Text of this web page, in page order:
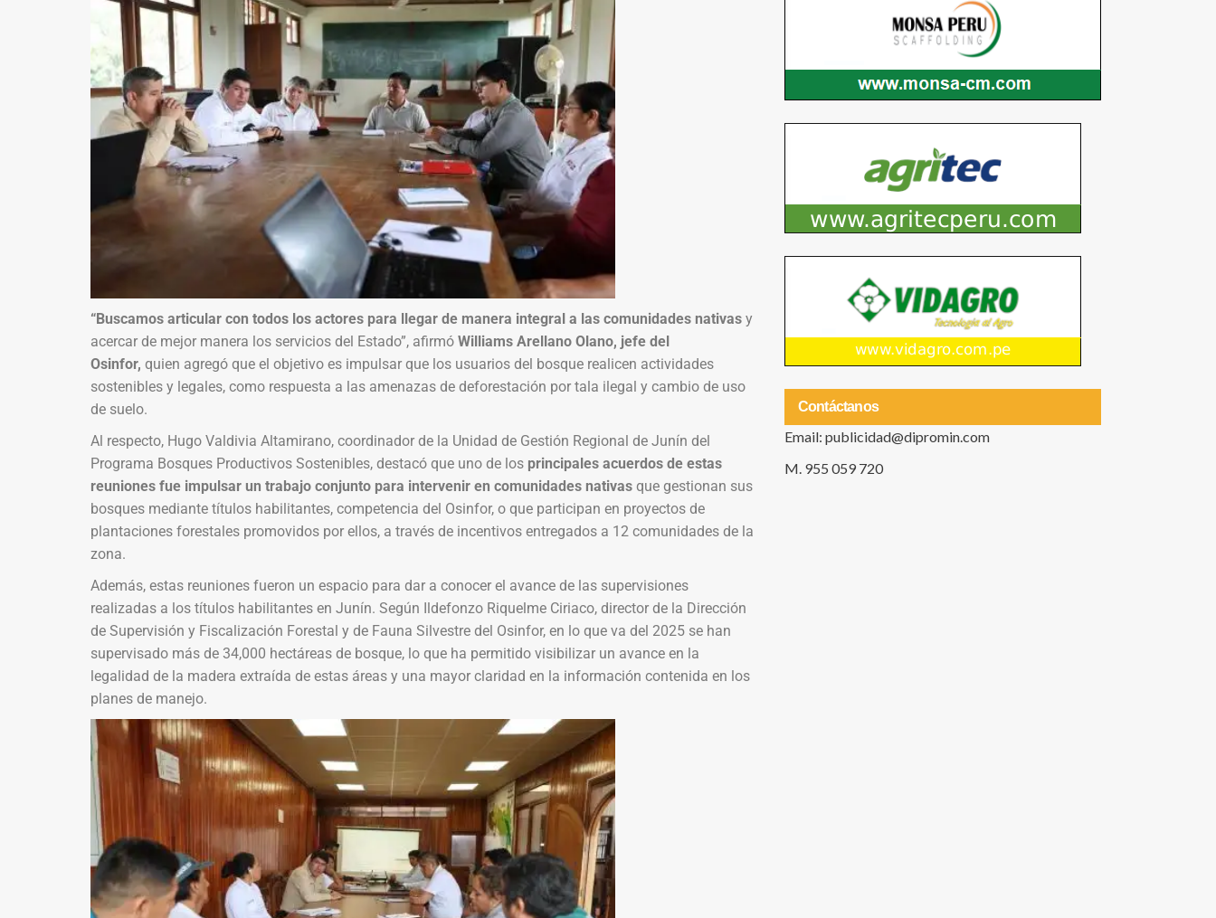
“Buscamos articular con todos los actores para llegar de manera integral a las comunidades nativasy
acercar de mejor manera los servicios del Estado”, afirmó Williams Arellano Olano, jefe del
Osinfor, quien agregó que el objetivo es impulsar que los usuarios del bosque realicen actividades
sostenibles y legales, como respuesta a las amenazas de deforestación por tala ilegal y cambio de uso
de suelo.
Al respecto, Hugo Valdivia Altamirano, coordinador de la Unidad de Gestión Regional de Junín del
Programa Bosques Productivos Sostenibles, destacó que uno de los principales acuerdos de estas
reuniones fue impulsar un trabajo conjunto para intervenir en comunidades nativasque gestionan sus
bosques mediante títulos habilitantes, competencia del Osinfor, o que participan en proyectos de
plantaciones forestales promovidos por ellos, a través de incentivos entregados a 12 comunidades de la
zona.
Además, estas reuniones fueron un espacio para dar a conocer el avance de las supervisiones
realizadas a los títulos habilitantes en Junín. Según Ildefonzo Riquelme Ciriaco, director de la Dirección
de Supervisión y Fiscalización Forestal y de Fauna Silvestre del Osinfor, en lo que va del 2025 se han
supervisado más de 34,000 hectáreas de bosque, lo que ha permitido visibilizar un avance en la
legalidad de la madera extraída de estas áreas y una mayor claridad en la información contenida en los
planes de manejo.
Contáctanos
Email: publicidad@dipromin.com
M. 955 059 720